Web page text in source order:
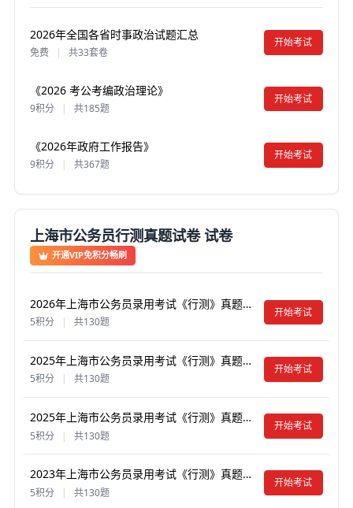
2026年全国各省时事政治试题汇总
免费 | 共33套卷
开始考试
《2026 考公考编政治理论》
9积分 | 共185题
开始考试
《2026年政府工作报告》
9积分 共367题
开始考试
上海市公务员行测真题试卷 试卷
开通VIP免积分畅刷
2026年上海市公务员录用考试《行测》真题试卷及答案【含解析】
5积分 | 共130题
开始考试
2025年上海市公务员录用考试《行测》真题试卷及答案【含解析】（A类）
5积分 共130题
开始考试
2025年上海市公务员录用考试《行测》真题试卷及答案【含解析】（B类）
5积分 | 共130题
开始考试
2023年上海市公务员录用考试《行测》真题试卷及答案【含解析】（A类）
5积分 | 共130题
开始考试